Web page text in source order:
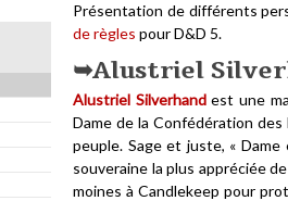
Présentation de différents
de règles pour D&D 5.
Alustriel
Alustriel Silverhandest une
Dame de la Confédération
peuple. Sage et juste, «
souveraine la plus appréciée
moines à Candlekeep pour